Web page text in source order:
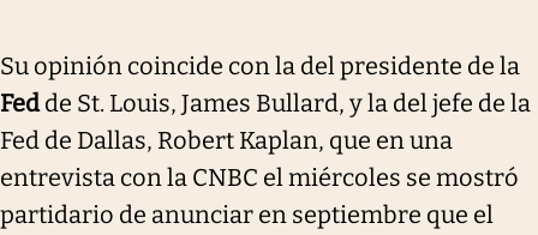
Su opinión coincide con la del presidente de la
Fedde St. Louis, James Bullard, y la del jefe de la
Fed de Dallas, Robert Kaplan, que en una
entrevista con la CNBC el miércoles se mostró
partidario de anunciar en septiembre que el